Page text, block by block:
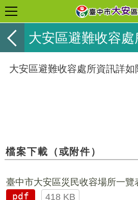
大安區避難收容處
大安區避難收容處所資訊詳如
檔案下載（或附件）
臺中市大安區災民收容場所一覽
pdf
418 KB